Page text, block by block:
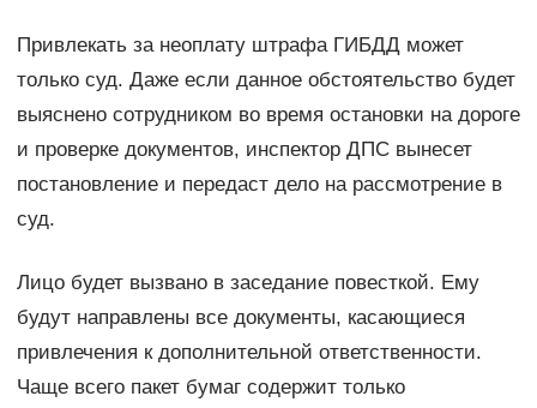
Привлекать за неоплату штрафа ГИБДД может
только суд. Даже если данное обстоятельство будет
выяснено сотрудником во время остановки на дороге
и проверке документов, инспектор ДПС вынесет
постановление и передаст дело на рассмотрение в
суд.
Лицо будет вызвано в заседание повесткой. Ему
будут направлены все документы, касающиеся
привлечения к дополнительной ответственности.
Чаще всего пакет бумаг содержит только